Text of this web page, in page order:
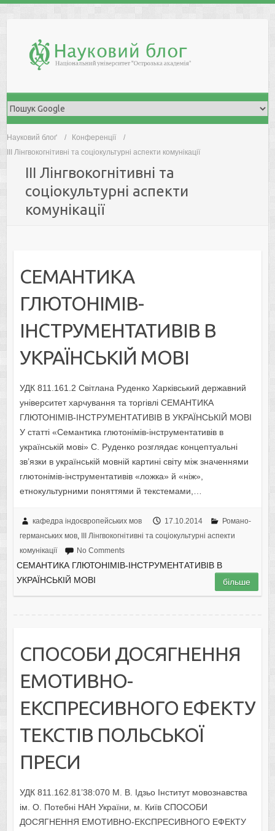
Науковий блоґ
Конференції
IІI Лінгвокогнітивні та соціокультурні аспекти комунікації
IІI Лінгвокогнітивні та
соціокультурні аспекти
комунікації
CЕМАНТИКА
ГЛЮТОНІМІВ-
ІНСТРУМЕНТАТИВІВ В
УКРАЇНСЬКІЙ МОВІ
УДК 811.161.2 Світлана Руденко Харківський державний
університет харчування та торгівлі CЕМАНТИКА
ГЛЮТОНІМІВ-ІНСТРУМЕНТАТИВІВ В УКРАЇНСЬКІЙ МОВІ
У статті «Cемантика глютонімів-інструментативів в
українській мові» С. Руденко розглядає концептуальні
зв’язки в українській мовній картині світу між значеннями
глютонімів-інструментативів «ложка» й «ніж»,
етнокультурними поняттями й текстемами,…
кафедра індоєвропейських мов 17.10.2014
Романо-
германських мов,
IІI Лінгвокогнітивні та соціокультурні аспекти
комунікації
No Comments
CЕМАНТИКА ГЛЮТОНІМІВ-ІНСТРУМЕНТАТИВІВ В
УКРАЇНСЬКІЙ МОВІ
більше
СПОСОБИ ДОСЯГНЕННЯ
ЕМОТИВНО-
ЕКСПРЕСИВНОГО ЕФЕКТУ
ТЕКСТІВ ПОЛЬСЬКОЇ
ПРЕСИ
УДК 811.162.81’38:070 М. В. Ідзьо Інститут мовознавства
ім. О. Потебні НАН України, м. Київ СПОСОБИ
ДОСЯГНЕННЯ ЕМОТИВНО-ЕКСПРЕСИВНОГО ЕФЕКТУ